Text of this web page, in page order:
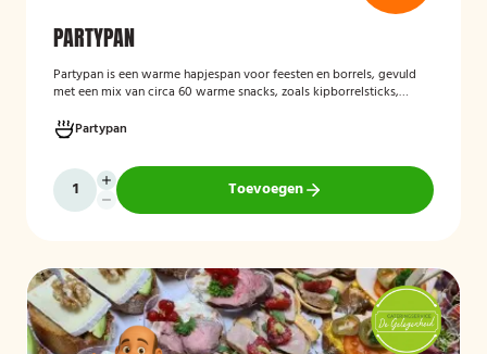
PARTYPAN
Partypan is een warme hapjespan voor feesten en borrels, gevuld
met een mix van circa 60 warme snacks, zoals kipborrelsticks,
geleverd en hoeft alleen nog verwarmd te worden, waardoor het
een eenvoudige en praktische cateringoplossing is voor
verjaardagen, jubilea, bedrijfsfeesten en andere bijeenkomsten.
Partypan
Toevoegen